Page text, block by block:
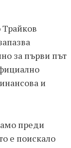
за първи път
и
преди
е поискало